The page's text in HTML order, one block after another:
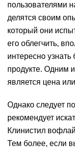
пользователями
делятся своим
который они
его облегчить,
интересно
продукте. Одним
является цена
Однако следует
рекомендует
Клинистил
Тем более, если